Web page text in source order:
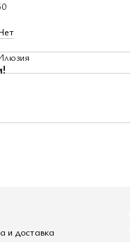
и доставка